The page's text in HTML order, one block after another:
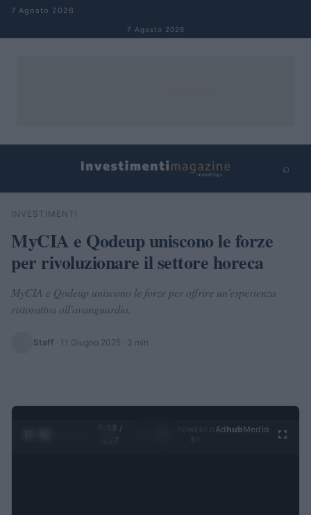
Salta al contenuto
7 Agosto 2026
7 Agosto 2026
⌕
Cerca
INVESTIMENTI
MyCIA e Qodeup uniscono le forze
per rivoluzionare il settore horeca
MyCIA e Qodeup uniscono le forze per offrire un'esperienza
ristorativa all'avanguardia.
Staff · 11 Giugno 2025 · 3 min
0:29 /
4:27
Ad hubMedia